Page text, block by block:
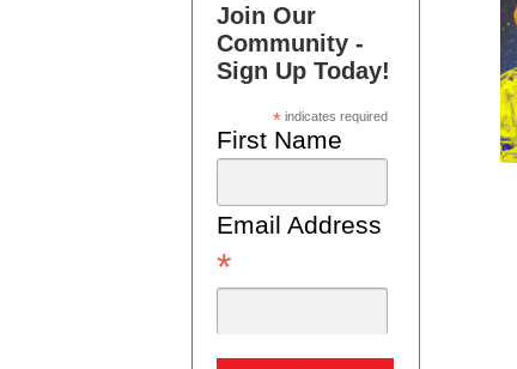
Join Our
Community -
Sign Up Today!
* indicates required
First Name
Email Address
*